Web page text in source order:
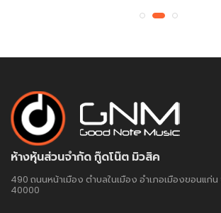
ห้างหุ้นส่วนจำกัด กู๊ดโน๊ต มิวสิค
490 ถนนหน้าเมือง ตำบลในเมือง อำเภอเมืองขอนแก่
40000